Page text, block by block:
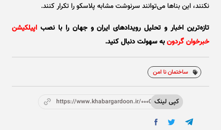
نکنند، این بنا‌ها می‌توانند سرنوشت مشابه پلاسکو را تکرار کنند.
تازه‌ترین اخبار و تحلیل‌ رویدادهای ایران و جهان را با نصب اپیلکیشن
خبرخوان گردونبه سهولت دنبال کنید.
ساختمان نا امن
کپی لینکhttps://www.khabargardoon.ir/000OYn